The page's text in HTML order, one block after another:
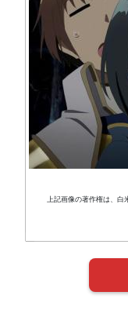
上記画像の著作権は、白